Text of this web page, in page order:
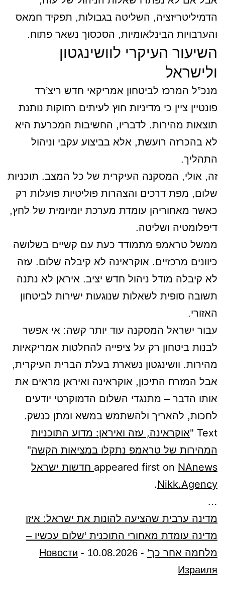
הדמיליטריזציה, השליטה בגבולות, תפקיד חמאס
והערבויות הבינלאומיות, הסכסוך נשאר פתוח.
השיעור העיקרי לוושינגטון
ולישראל
מנכ”ל המרכז לביטחון אמריקאי חדש ריצ’רד
פונטיין ציין כי מדיניות חוץ לעיתים רחוקות נותנת
תוצאות מהירות. לדבריו, החשיבות המכרעת היא
לא בהכרזה רועשת, אלא בביצוע עקבי וניהול
התהליך.
זה, אולי, המסקנה העיקרית של כל המצב. תוכניות
שלום, מפת דרכים והצהרות פוליטיות פועלות רק
כאשר מאחוריהן עומדת מערכת יומיומית של לחץ,
דיפלומטיה ושליטה.
ממשל טראמפ מתמודד כעת עם קשיים בשלושה
כיוונים מרכזיים. אוקראינה לא קיבלה שלום. עזה
לא קיבלה מודל ניהול חדש יציב. איראן לא נתנה
תשובה סופית לשאלות שנוגעות ישירות לביטחון
האזורי.
עבור ישראל המסקנה עוד יותר קשה: אי אפשר
לבנות ביטחון רק על ציפייה להחלטות אמריקאיות
מהירות. וושינגטון נשארת בעלת הברית העיקרית,
אבל המזרח התיכון, אוקראינה ואיראן מראים את
אותו הדבר – מתנגדי השלום הדמוקרטי יודעים
לחכות, להאריך ולהשתמש במשא ומתן כנשק.
Text "
אוקראינה, עזה ואיראן: מדוע התוכניות
המהירות של טראמפ נתקלו במציאות הקשה"
appeared first on NAnews חדשות ישראל
Nikk.Agency
.
…
מדינה ערבית שהציעה להונות את ישראל: איזו
מדינה עומדת מאחורי התוכנית ‘שלום עכשיו –
מלחמה אחר כך’ -
10.08.2026
-
Новости
Израиля